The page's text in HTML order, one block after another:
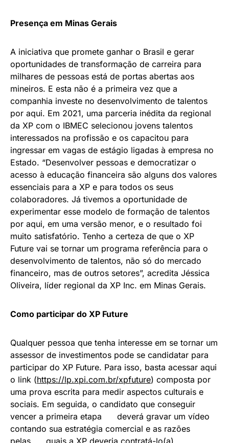
Presença em Minas Gerais
A iniciativa que promete ganhar o Brasil e gerar
oportunidades de transformação de carreira para
milhares de pessoas está de portas abertas aos
mineiros. E esta não é a primeira vez que a
companhia investe no desenvolvimento de talentos
por aqui. Em 2021, uma parceria inédita da regional
da XP com o IBMEC selecionou jovens talentos
interessados na profissão e os capacitou para
ingressar em vagas de estágio ligadas à empresa no
Estado. “Desenvolver pessoas e democratizar o
acesso à educação financeira são alguns dos valores
essenciais para a XP e para todos os seus
colaboradores. Já tivemos a oportunidade de
experimentar esse modelo de formação de talentos
por aqui, em uma versão menor, e o resultado foi
muito satisfatório. Tenho a certeza de que o XP
Future vai se tornar um programa referência para o
desenvolvimento de talentos, não só do mercado
financeiro, mas de outros setores”, acredita Jéssica
Oliveira, líder regional da XP Inc. em Minas Gerais.
Como participar do XP Future
Qualquer pessoa que tenha interesse em se tornar um
assessor de investimentos pode se candidatar para
participar do XP Future. Para isso, basta acessar aqui
o link (https://lp.xpi.com.br/xpfuture) composta por
uma prova escrita para medir aspectos culturais e
sociais. Em seguida, o candidato que conseguir
vencer a primeira etapa deverá gravar um vídeo
contando sua estratégia comercial e as razões
pelas quais a XP deveria contratá-lo(a).